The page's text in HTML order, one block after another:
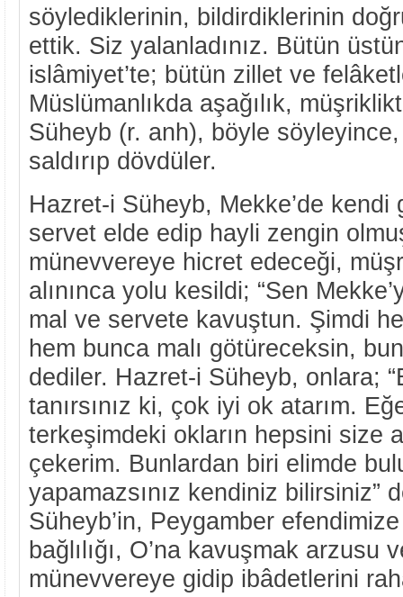
söylediklerinin, bildirdiklerinin
ettik. Siz yalanladınız. Bütün
islâmiyet’te; bütün zillet ve
Müslümanlıkda aşağılık,
Süheyb (r. anh), böyle
saldırıp dövdüler.
Hazret-i Süheyb, Mekke’de
servet elde edip hayli zengin
münevvereye hicret edeceği,
alınınca yolu kesildi; “Sen
mal ve servete kavuştun. Şimdi
hem bunca malı götüreceksin,
dediler. Hazret-i Süheyb, onlara;
tanırsınız ki, çok iyi ok atarım.
terkeşimdeki okların hepsini size
çekerim. Bunlardan biri elimde
yapamazsınız kendiniz bilirsiniz”
Süheyb’in, Peygamber
bağlılığı, O’na kavuşmak arzusu
münevvereye gidip ibâdetlerini